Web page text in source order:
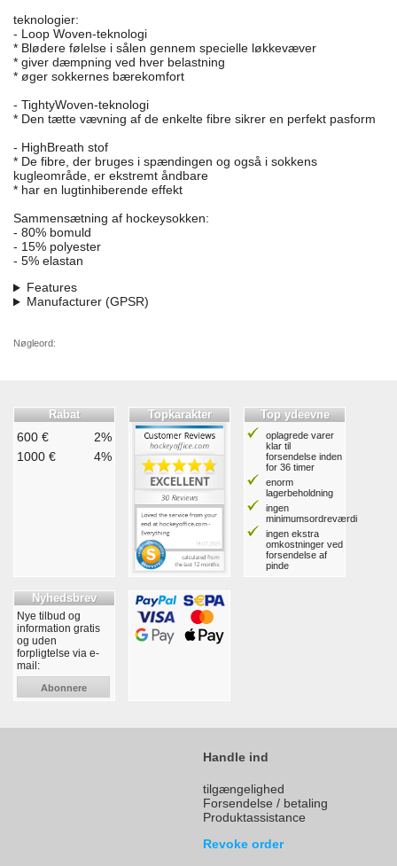
teknologier:
- Loop Woven-teknologi
* Blødere følelse i sålen gennem specielle løkkevæver
* giver dæmpning ved hver belastning
* øger sokkernes bærekomfort
- TightyWoven-teknologi
* Den tætte vævning af de enkelte fibre sikrer en perfekt pasform
- HighBreath stof
* De fibre, der bruges i spændingen og også i sokkens
kugleområde, er ekstremt åndbare
* har en lugtinhiberende effekt
Sammensætning af hockeysokken:
- 80% bomuld
- 15% polyester
- 5% elastan
Features
Manufacturer (GPSR)
Nøgleord:
Rabat
600 €
2%
1000 €
4%
Topkarakter Top ydeevne
oplagrede varer
klar til
forsendelse inden
for 36 timer
enorm
lagerbeholdning
ingen
minimumsordreværdi
ingen ekstra
omkostninger ved
forsendelse af
pinde
Nyhedsbrev
Nye tilbud og
information gratis
og uden
forpligtelse via e-
mail:
Abonnere
Handle ind
tilgængelighed
Forsendelse / betaling
Produktassistance
Revoke order